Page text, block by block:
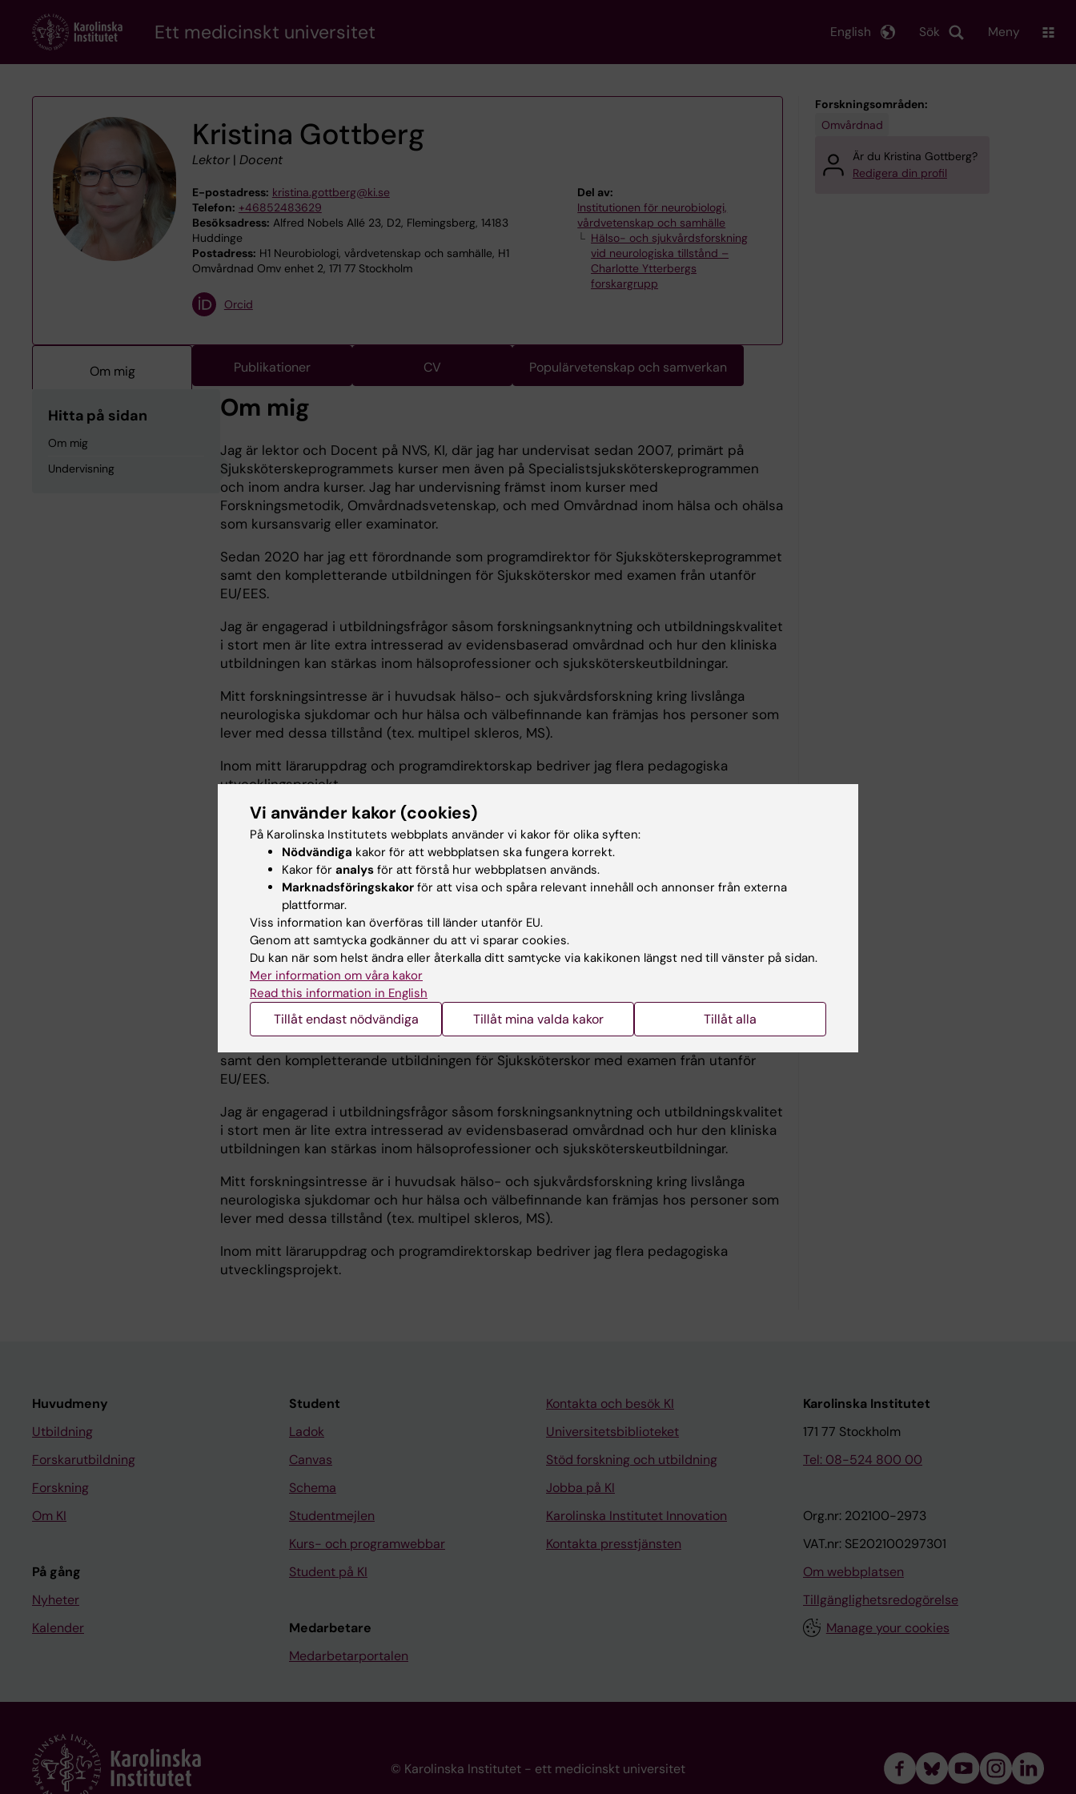
content
Ett medicinskt universitet Sök
English Meny
Kristina Gottberg
Lektor| Docent
E-postadress: kristina.gottberg@ki.se
Telefon: +46852483629
Besöksadress: Alfred Nobels Allé 23, D2, Flemingsberg, 14183
Huddinge
Postadress: H1 Neurobiologi, vårdvetenskap och samhälle, H1
Omvårdnad Omv enhet 2, 171 77 Stockholm
Del av:
Institutionen för neurobiologi,
vårdvetenskap och samhälle
Hälso- och sjukvårdsforskning
vid neurologiska tillstånd –
Charlotte Ytterbergs
forskargrupp
Orcid
Om mig Publikationer CV Populärvetenskap och samverkan
Hitta på sidan
Om mig
Undervisning
Om mig
Jag är lektor och Docent på NVS, KI, där jag har undervisat sedan 2007, primärt på
Sjuksköterskeprogrammets kurser men även på Specialistsjuksköterskeprogrammen
och inom andra kurser. Jag har undervisning främst inom kurser med
Forskningsmetodik, Omvårdnadsvetenskap, och med Omvårdnad inom hälsa och ohälsa
som kursansvarig eller examinator.
Sedan 2020 har jag ett förordnande som programdirektor för Sjuksköterskeprogrammet
samt den kompletterande utbildningen för Sjuksköterskor med examen från utanför
EU/EES.
Jag är engagerad i utbildningsfrågor såsom forskningsanknytning och utbildningskvalitet
i stort men är lite extra intresserad av evidensbaserad omvårdnad och hur den kliniska
utbildningen kan stärkas inom hälsoprofessioner och sjuksköterskeutbildningar.
Mitt forskningsintresse är i huvudsak hälso- och sjukvårdsforskning kring livslånga
neurologiska sjukdomar och hur hälsa och välbefinnande kan främjas hos personer som
lever med dessa tillstånd (tex. multipel skleros, MS).
Inom mitt läraruppdrag och programdirektorskap bedriver jag flera pedagogiska
utvecklingsprojekt.
Undervisning
Jag är lektor och Docent på NVS, KI, där jag har undervisat sedan 2007, primärt på
Sjuksköterskeprogrammets kurser men även på Specialistsjuksköterskeprogrammen
och inom andra kurser. Jag har undervisning främst inom kurser med
Forskningsmetodik, Omvårdnadsvetenskap, och med Omvårdnad inom hälsa och ohälsa
som kursansvarig eller examinator.
Sedan 2020 har jag ett förordnande som programdirektor för Sjuksköterskeprogrammet
samt den kompletterande utbildningen för Sjuksköterskor med examen från utanför
EU/EES.
Jag är engagerad i utbildningsfrågor såsom forskningsanknytning och utbildningskvalitet
i stort men är lite extra intresserad av evidensbaserad omvårdnad och hur den kliniska
utbildningen kan stärkas inom hälsoprofessioner och sjuksköterskeutbildningar.
Mitt forskningsintresse är i huvudsak hälso- och sjukvårdsforskning kring livslånga
neurologiska sjukdomar och hur hälsa och välbefinnande kan främjas hos personer som
lever med dessa tillstånd (tex. multipel skleros, MS).
Inom mitt läraruppdrag och programdirektorskap bedriver jag flera pedagogiska
utvecklingsprojekt.
Forskningsområden:
Omvårdnad
Är du Kristina Gottberg?
Redigera din profil
Huvudmeny
Utbildning
Forskarutbildning
Forskning
Om KI
På gång
Nyheter
Kalender
Student
Ladok
Canvas
Schema
Studentmejlen
Kurs- och programwebbar
Student på KI
Medarbetare
Medarbetarportalen
Kontakta och besök KI
Universitetsbiblioteket
Stöd forskning och utbildning
Jobba på KI
Karolinska Institutet Innovation
Kontakta presstjänsten
Karolinska Institutet
171 77 Stockholm
Tel: 08-524 800 00
Org.nr: 202100-2973
VAT.nr: SE202100297301
Om webbplatsen
Tillgänglighetsredogörelse
Manage your cookies
© Karolinska Institutet - ett medicinskt universitet
Vi använder kakor (cookies)
På Karolinska Institutets webbplats använder vi kakor för olika syften:
Nödvändiga kakor för att webbplatsen ska fungera korrekt.
Kakor för analys för att förstå hur webbplatsen används.
Marknadsföringskakor för att visa och spåra relevant innehåll och annonser från externa
plattformar.
Viss information kan överföras till länder utanför EU.
Genom att samtycka godkänner du att vi sparar cookies.
Du kan när som helst ändra eller återkalla ditt samtycke via kakikonen längst ned till vänster på sidan.
Mer information om våra kakor
Read this information in English
Tillåt endast nödvändiga Tillåt mina valda kakor Tillåt alla